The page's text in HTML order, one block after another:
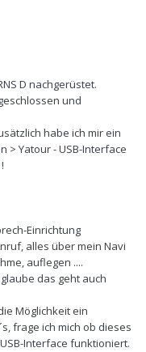
D nachgerüstet.
und
habe ich mir ein
> Yatour - USB-Interface
Einrichtung
alles über mein Navi
auflegen ....
das geht auch
Möglichkeit ein
frage ich mich ob dieses
Interface funktioniert.